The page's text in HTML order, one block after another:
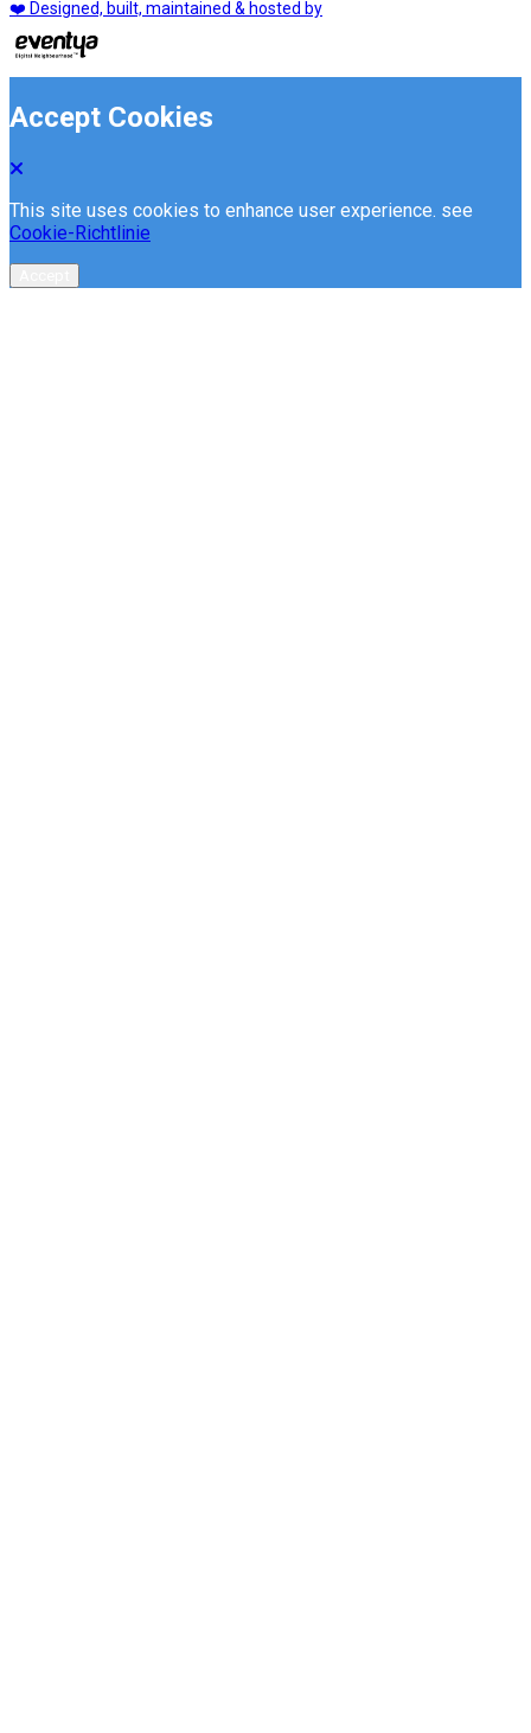
❤️ Designed, built, maintained & hosted by
Accept Cookies
This site uses cookies to enhance user experience. see
Cookie-Richtlinie